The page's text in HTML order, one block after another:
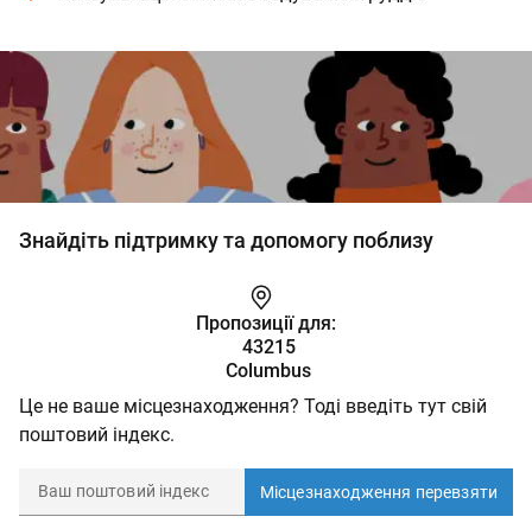
Знайдіть підтримку та допомогу поблизу
Пропозиції для:
43215
Columbus
Це не ваше місцезнаходження? Тоді введіть тут свій
поштовий індекс.
Місцезнаходження перевзяти